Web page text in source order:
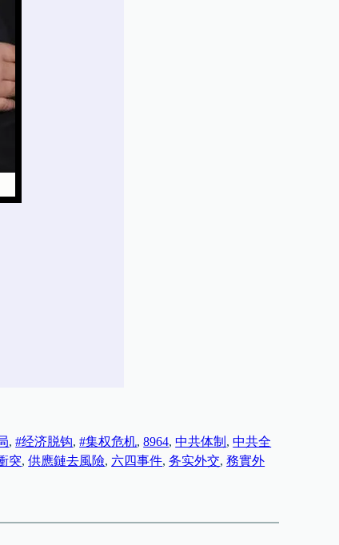
, #经济脱钩, #集权危机, 8964, 中共体制 , 中共全
突, 供應鏈去風險, 六四事件, 务实外交, 務實外